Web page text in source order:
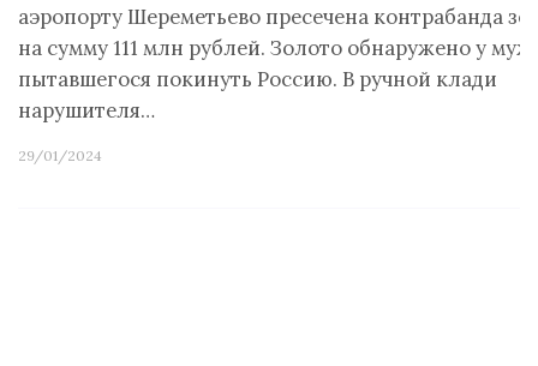
аэропорту Шереметьево пресечена контрабанда
на сумму 111 млн рублей. Золото обнаружено у
пытавшегося покинуть Россию. В ручной клади
нарушителя…
29/01/2024